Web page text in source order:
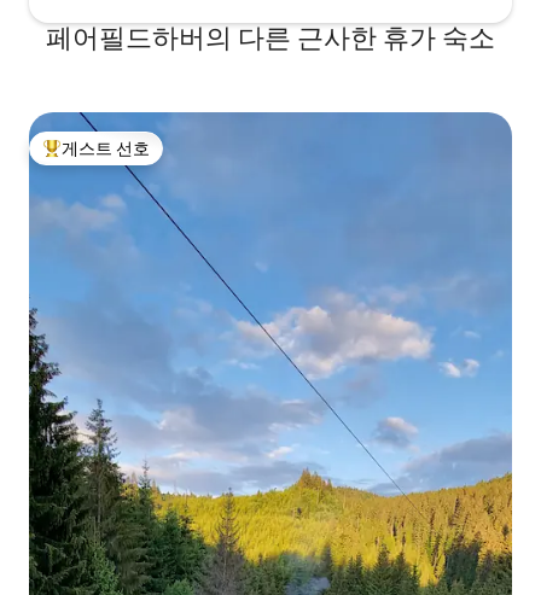
페어필드하버의 다른 근사한 휴가 숙소
상위 게스트 선호
게스트 선호